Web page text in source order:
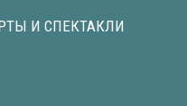
И СПЕКТАКЛИ